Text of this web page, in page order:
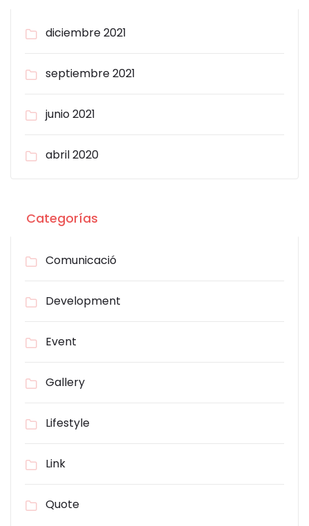
diciembre 2021
septiembre 2021
junio 2021
abril 2020
Categorías
Comunicació
Development
Event
Gallery
Lifestyle
Link
Quote